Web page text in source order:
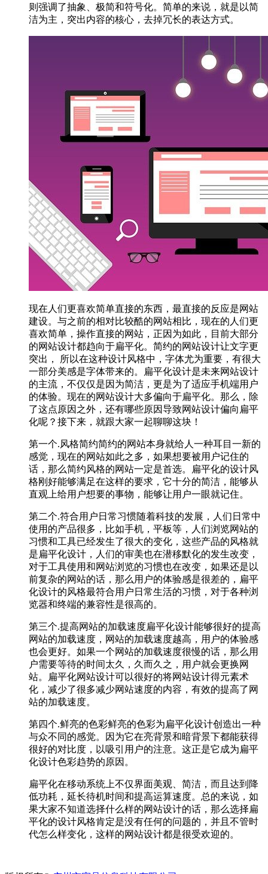
则强调了抽象、极简和符号化。简单的来说，就是以简
洁为主，突出内容的核心，去掉冗长的表达方式。
现在人们更喜欢简单直接的东西，最直接的反应是网站
建设。与之前的相对比较酷的网站相比，现在的人们更
喜欢简单，操作直接的网站，正因为如此，目前大部分
的网站设计都趋向于扁平化。简约的网站设计让文字更
突出， 所以在这种设计风格中，字体尤为重要，有很大
一部分美感是字体带来的。扁平化设计是未来网站设计
的主流，不仅仅是因为简洁，更是为了适应手机端用户
的体验。现在的网站设计大多偏向于扁平化。那么，除
了这点原因之外，还有哪些原因导致网站设计偏向扁平
化呢？接下来，就跟大家一起聊聊这块！
第一个.风格简约简约的网站本身就给人一种耳目一新的
感觉，现在的网站如此之多，如果想要被用户记住的
话，那么简约风格的网站一定是首选。扁平化的设计风
格刚好能够满足在这样的要求，它十分的简洁，能够从
直观上给用户想要的事物，能够让用户一眼就记住。
第二个.符合用户日常习惯随着科技的发展，人们日常中
使用的产品很多，比如手机，平板等，人们浏览网站的
习惯和工具已经发生了很大的变化，这些产品的风格就
是扁平化设计，人们的审美也在潜移默化的发生改变，
对于工具使用和网站浏览的习惯也在改变，如果还是以
前复杂的网站的话，那么用户的体验感是很差的，扁平
化设计的风格最符合用户日常生活的习惯，对于各种浏
览器和终端的兼容性是很高的。
第三个.提高网站的加载速度扁平化设计能够很好的提高
网站的加载速度，网站的加载速度越高，用户的体验感
也会更好。如果一个网站的加载速度很慢的话，那么用
户需要等待的时间太久，久而久之，用户就会更换网
站。扁平化网站设计可以很好的将网站设计得元素术
化，减少了很多减少网站速度的内容，有效的提高了网
站的加载速度。
第四个.鲜亮的色彩鲜亮的色彩为扁平化设计创造出一种
与众不同的感觉。因为它在亮背景和暗背景下都能获得
很好的对比度，以吸引用户的注意。这正是它成为扁平
化设计色彩趋势的原因。
扁平化在移动系统上不仅界面美观、简洁，而且达到降
低功耗，延长待机时间和提高运算速度。总的来说，如
果大家不知道选择什么样的网站设计的话，那么选择扁
平化的设计风格肯定是没有任何的问题的，并且不管时
代怎么样变化，这样的网站设计都是很受欢迎的。